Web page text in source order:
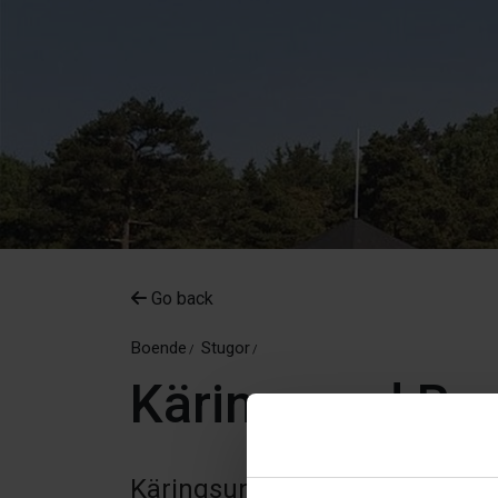
Go back
Boende Stugor
Käringsund
Käringsund är en idyllisk